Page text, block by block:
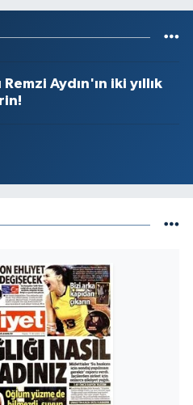
Aydın'ın iki yıllık